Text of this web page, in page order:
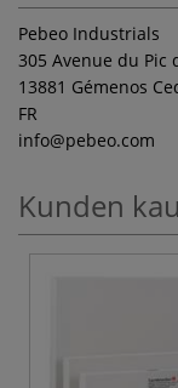
Pebeo Industrials
305 Avenue du Pic
13881 Gémenos
FR
info@pebeo.com
Kunden